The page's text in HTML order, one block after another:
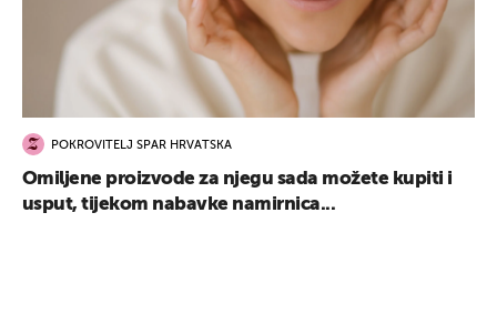
POKROVITELJ SPAR HRVATSKA
Omiljene proizvode za njegu sada možete kupiti i
usput, tijekom nabavke namirnica...